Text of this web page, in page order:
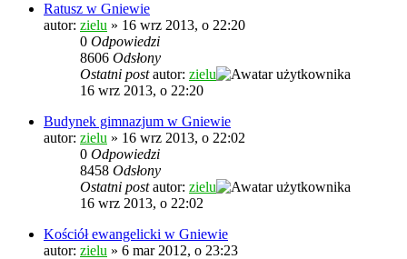
Ratusz w Gniewie
autor: zielu » 16 wrz 2013, o 22:20
0 Odpowiedzi
8606 Odsłony
Ostatni postautor: zielu
16 wrz 2013, o 22:20
Budynek gimnazjum w Gniewie
autor: zielu » 16 wrz 2013, o 22:02
0 Odpowiedzi
8458 Odsłony
Ostatni postautor: zielu
16 wrz 2013, o 22:02
Kościół ewangelicki w Gniewie
autor: zielu » 6 mar 2012, o 23:23